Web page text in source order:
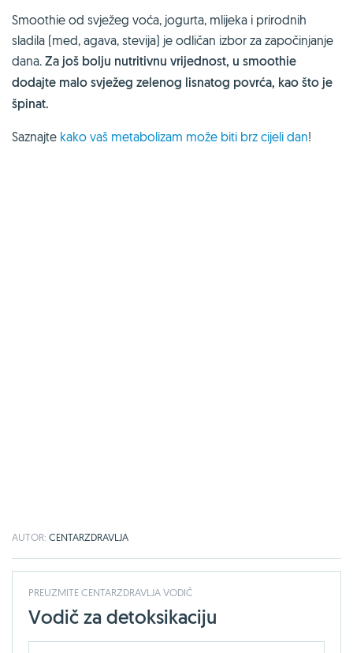
Smoothie od svježeg voća, jogurta, mlijeka i prirodnih
sladila (med, agava, stevija) je odličan izbor za započinjanje
dana. Za još bolju nutritivnu vrijednost, u smoothie
dodajte malo svježeg zelenog lisnatog povrća, kao što je
špinat.
Saznajte kako vaš metabolizam može biti brz cijeli dan!
AUTOR: CENTARZDRAVLJA
PREUZMITE CENTARZDRAVLJA VODIČ
Vodič za detoksikaciju